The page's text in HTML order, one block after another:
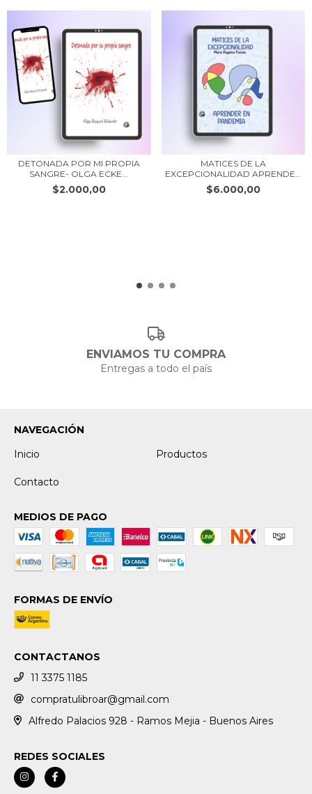
LÓPEZ
EDICIÓN
IMPRESAAUTOR:
PATRIMONIO
FOLKLÓRICO
DETONADA POR MI PROPIA
SANGRE- OLGA ECKE...
$2.000,00
MATICES DE LA
EXCEPCIONALIDAD APRENDER
E...
$6.000,00
ENVIAMOS TU COMPRA
Entregas a todo el país
NAVEGACIÓN
Inicio
Productos
Contacto
MEDIOS DE PAGO
FORMAS DE ENVÍO
CONTACTANOS
11 3375 1185
compratulibroar@gmail.com
Alfredo Palacios 928 - Ramos Mejia - Buenos Aires
REDES SOCIALES